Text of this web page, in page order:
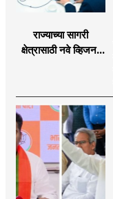
राज्याच्या सागरी
क्षेत्रासाठी नवे व्हिजन;
प्रस्ताव